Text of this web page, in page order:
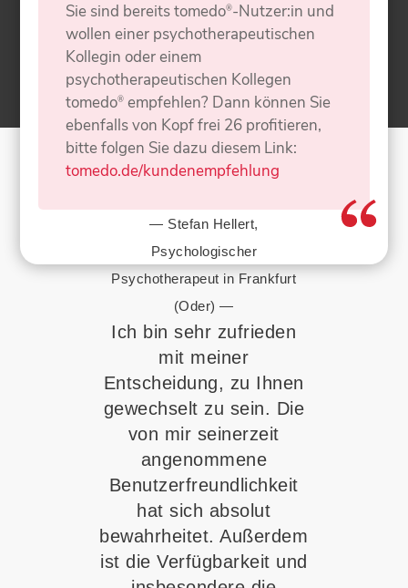
Sie sind bereits tomedo®-Nutzer:in und
wollen einer psychotherapeutischen
Kollegin oder einem
psychotherapeutischen Kollegen
tomedo® empfehlen? Dann können Sie
ebenfalls von Kopf frei 26 profitieren,
bitte folgen Sie dazu diesem Link:
tomedo.de/kundenempfehlung
— Stefan Hellert,
Psychologischer
Psychotherapeut in Frankfurt
(Oder) —
Ich bin sehr zufrieden
mit meiner
Entscheidung, zu Ihnen
gewechselt zu sein. Die
von mir seinerzeit
angenommene
Benutzerfreundlichkeit
hat sich absolut
bewahrheitet. Außerdem
ist die Verfügbarkeit und